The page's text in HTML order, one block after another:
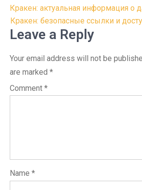
Post
navigation
Кракен: актуальная информация о
Кракен: безопасные ссылки и
Leave a Reply
Your email address will not be
are marked *
Comment *
Name *